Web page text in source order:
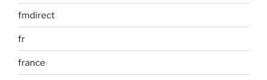
fmdirect
fr
france